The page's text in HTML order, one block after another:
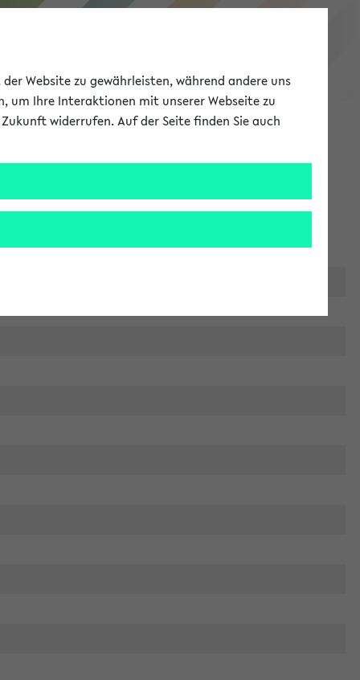
eKVV
Website zu gewährleisten, während andere uns
um Ihre Interaktionen mit unserer Webseite zu
widerrufen. Auf der Seite finden Sie auch